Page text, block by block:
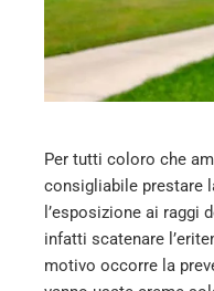
Per tutti coloro che
consigliabile prestare
l’esposizione ai raggi
infatti scatenare
motivo occorre la